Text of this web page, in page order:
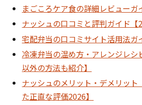
まごころケア食の詳細レビューガ
ナッシュの口コミと評判ガイド【
宅配弁当の口コミサイト活用法ガ
冷凍弁当の温め方・アレンジレシ
以外の方法も紹介】
ナッシュのメリット・デメリット
た正直な評価2026】